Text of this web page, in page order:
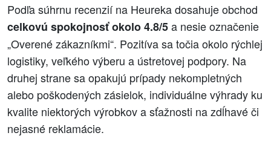
Podľa súhrnu recenzií na Heureka dosahuje obchod
celkovú spokojnosť okolo 4.8/5a nesie označenie
„Overené zákazníkmi“. Pozitíva sa točia okolo rýchlej
logistiky, veľkého výberu a ústretovej podpory. Na
druhej strane sa opakujú prípady nekompletných
alebo poškodených zásielok, individuálne výhrady ku
kvalite niektorých výrobkov a sťažnosti na zdĺhavé či
nejasné reklamácie.